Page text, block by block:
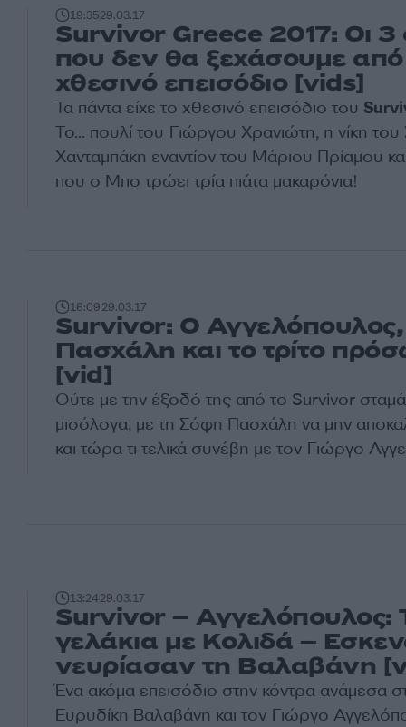
19:3529.03.17
Survivor Greece 2017: Οι 3
που δεν θα ξεχάσουμε από
χθεσινό επεισόδιο [vids]
Τα πάντα είχε το χθεσινό επεισόδιο του
Το... πουλί του Γιώργου Χρανιώτη, η νίκη του
Χανταμπάκη εναντίον του Μάριου Πρίαμου
που ο Μπο τρώει τρία πιάτα μακαρόνια!
16:0929.03.17
Survivor: Ο
Πασχάλη και το τρίτο
[vid]
Ούτε με την έξοδό της από το Survivor
μισόλογα, με τη Σόφη Πασχάλη να μην
και τώρα τι τελικά συνέβη με τον Γιώργο
13:2429.03.17
Survivor – Αγγελόπουλος:
γελάκια με Κολιδά –
νευρίασαν τη Βαλαβάνη
Ένα ακόμα επεισόδιο στην κόντρα ανάμεσα
Ευρυδίκη Βαλαβάνη και τον Γιώργο